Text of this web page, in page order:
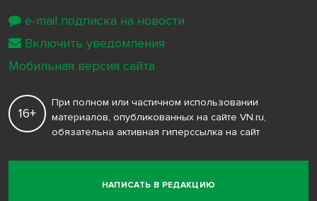
НАПИСАТЬ В РЕДАКЦИЮ
16+
При полном или частичном использовании
материалов, опубликованных на сайте VN.ru,
обязательна активная гиперссылка на сайт
e-mail подписка на новости
Включить уведомления
Мобильная версия сайта